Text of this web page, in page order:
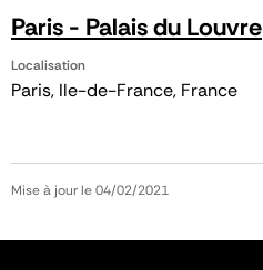
Paris - Palais du Louvre
Localisation
Paris, Ile-de-France, France
Mise à jour le 04/02/2021